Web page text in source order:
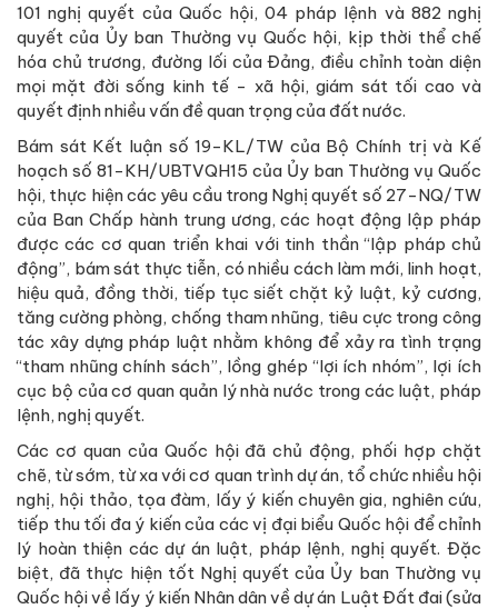
101 nghị quyết của Quốc hội, 04 pháp lệnh và 882 nghị
quyết của Ủy ban Thường vụ Quốc hội, kịp thời thể chế
hóa chủ trương, đường lối của Đảng, điều chỉnh toàn diện
mọi mặt đời sống kinh tế - xã hội, giám sát tối cao và
quyết định nhiều vấn đề quan trọng của đất nước.
Bám sát Kết luận số 19-KL/TW của Bộ Chính trị và Kế
hoạch số 81-KH/UBTVQH15 của Ủy ban Thường vụ Quốc
hội, thực hiện các yêu cầu trong Nghị quyết số 27-NQ/TW
của Ban Chấp hành trung ương, các hoạt động lập pháp
được các cơ quan triển khai với tinh thần “lập pháp chủ
động”, bám sát thực tiễn, có nhiều cách làm mới, linh hoạt,
hiệu quả, đồng thời, tiếp tục siết chặt kỷ luật, kỷ cương,
tăng cường phòng, chống tham nhũng, tiêu cực trong công
tác xây dựng pháp luật nhằm không để xảy ra tình trạng
“tham nhũng chính sách”, lồng ghép “lợi ích nhóm”, lợi ích
cục bộ của cơ quan quản lý nhà nước trong các luật, pháp
lệnh, nghị quyết.
Các cơ quan của Quốc hội đã chủ động, phối hợp chặt
chẽ, từ sớm, từ xa với cơ quan trình dự án, tổ chức nhiều hội
nghị, hội thảo, tọa đàm, lấy ý kiến chuyên gia, nghiên cứu,
tiếp thu tối đa ý kiến của các vị đại biểu Quốc hội để chỉnh
lý hoàn thiện các dự án luật, pháp lệnh, nghị quyết. Đặc
biệt, đã thực hiện tốt Nghị quyết của Ủy ban Thường vụ
Quốc hội về lấy ý kiến Nhân dân về dự án Luật Đất đai (sửa